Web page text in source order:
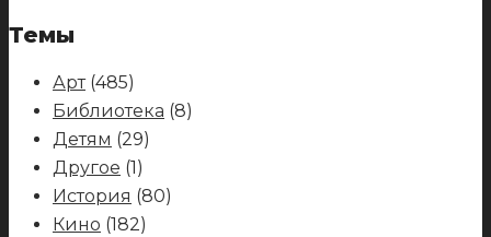
Темы
Арт(485)
Библиотека (8)
Детям (29)
Другое (1)
История (80)
Кино (182)